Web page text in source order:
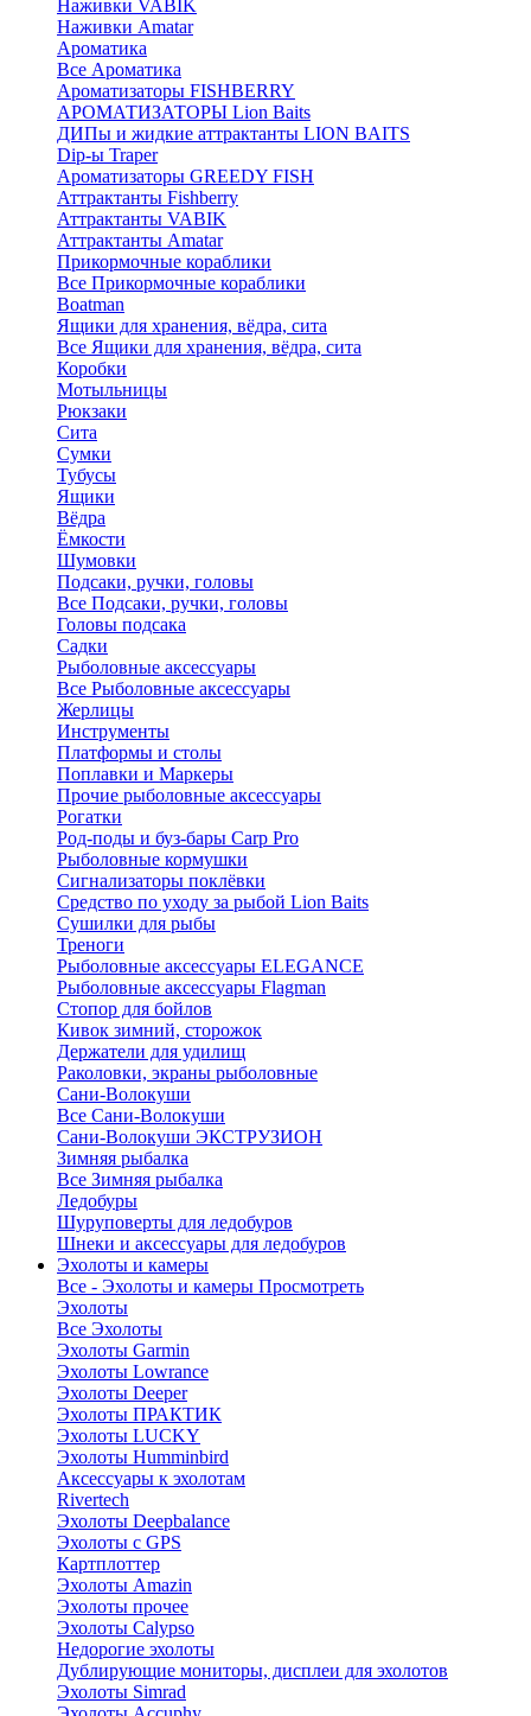
Наживки VABIK
Наживки Amatar
Ароматика
Все Ароматика
Ароматизаторы FISHBERRY
АРОМАТИЗАТОРЫ Lion Baits
ДИПы и жидкие аттрактанты LION BAITS
Dip-ы Traper
Ароматизаторы GREEDY FISH
Аттрактанты Fishberry
Аттрактанты VABIK
Аттрактанты Amatar
Прикормочные кораблики
Все Прикормочные кораблики
Boatman
Ящики для хранения, вёдра, сита
Все Ящики для хранения, вёдра, сита
Коробки
Мотыльницы
Рюкзаки
Сита
Сумки
Тубусы
Ящики
Вёдра
Ёмкости
Шумовки
Подсаки, ручки, головы
Все Подсаки, ручки, головы
Головы подсака
Садки
Рыболовные аксессуары
Все Рыболовные аксессуары
Жерлицы
Инструменты
Платформы и столы
Поплавки и Маркеры
Прочие рыболовные аксессуары
Рогатки
Род-поды и буз-бары Carp Pro
Рыболовные кормушки
Сигнализаторы поклёвки
Средство по уходу за рыбой Lion Baits
Сушилки для рыбы
Треноги
Рыболовные аксессуары ELEGANCE
Рыболовные аксессуары Flagman
Стопор для бойлов
Кивок зимний, сторожок
Держатели для удилищ
Раколовки, экраны рыболовные
Сани-Волокуши
Все Сани-Волокуши
Сани-Волокуши ЭКСТРУЗИОН
Зимняя рыбалка
Все Зимняя рыбалка
Ледобуры
Шуруповерты для ледобуров
Шнеки и аксессуары для ледобуров
Эхолоты и камеры
Все - Эхолоты и камеры Просмотреть
Эхолоты
Все Эхолоты
Эхолоты Garmin
Эхолоты Lowrance
Эхолоты Deeper
Эхолоты ПРАКТИК
Эхолоты LUCKY
Эхолоты Humminbird
Аксессуары к эхолотам
Rivertech
Эхолоты Deepbalance
Эхолоты с GPS
Картплоттер
Эхолоты Amazin
Эхолоты прочее
Эхолоты Calypso
Недорогие эхолоты
Дублирующие мониторы, дисплеи для эхолотов
Эхолоты Simrad